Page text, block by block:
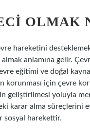
OLMAK
hareketini
anlamına gelir.
eğitimi ve doğal
korunması için çevre
geliştirilmesi yoluyla
karar alma süreçlerini
sosyal harekettir.